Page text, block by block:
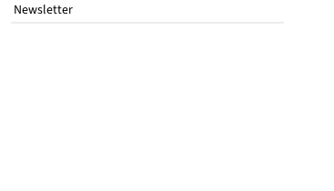
Newsletter